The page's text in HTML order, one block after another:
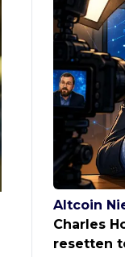
Altcoin
Charles
resetten